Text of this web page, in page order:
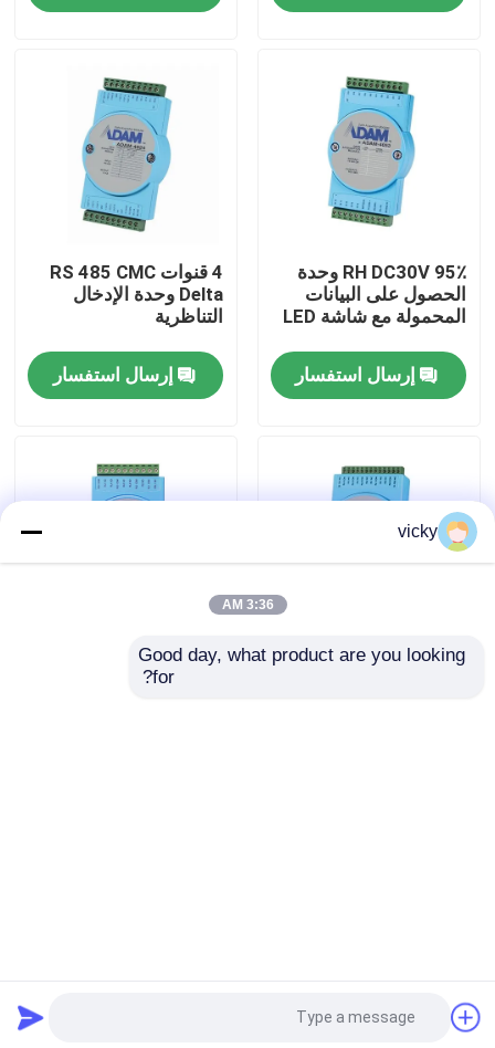
جولة في المصنع
مراقبة الجودة
اتصل بنا
أخبار
الحالات
مقياس قوة عزم الدوران
دينامومتر عالي السرعة
اختبار دينامومتر المحرك
مقياس عزم الدوران الرقمي
95٪ RH DC30V وحدة
الحصول على البيانات
المحمولة مع شاشة LED
إرسال استفسار
4 قنوات RS 485 CMC
Delta وحدة الإدخال
التناظرية
إرسال استفسار
AV125V 90٪ RH وحدة
وحدة دلتا التناظرية
Technology(Luoyang)Co.,Ltd. All Rights
vicky
3:36 AM
Good day, what product are you looking
for?